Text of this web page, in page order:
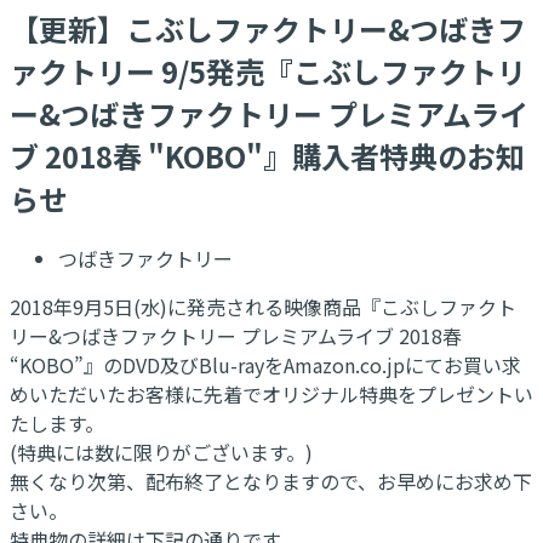
【更新】こぶしファクトリー&つばきフ
ァクトリー 9/5発売『こぶしファクトリ
ー&つばきファクトリー プレミアムライ
ブ 2018春 "KOBO"』購入者特典のお知
らせ
つばきファクトリー
2018年9月5日(水)に発売される映像商品『こぶしファクト
リー&つばきファクトリー プレミアムライブ 2018春
“KOBO”』のDVD及びBlu-rayをAmazon.co.jpにてお買い求
めいただいたお客様に先着でオリジナル特典をプレゼントい
たします。
(特典には数に限りがございます。)
無くなり次第、配布終了となりますので、お早めにお求め下
さい。